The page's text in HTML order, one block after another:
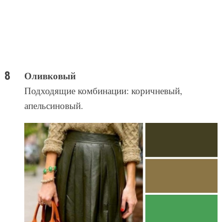
Оливковый
Подходящие комбинации: коричневый,
апельсиновый.